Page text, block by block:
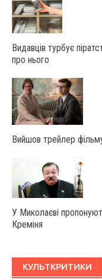
Видавців турбує
про нього
Вийшов трейлер
У Миколаєві
Креміня
КУЛЬТКРИТИКИ